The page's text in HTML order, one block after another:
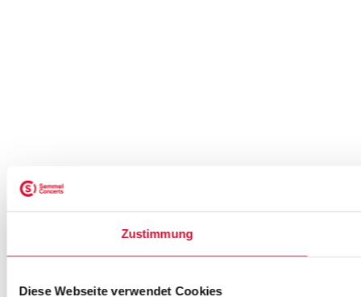
Zustimmung
Diese Webseite verwendet Cookies